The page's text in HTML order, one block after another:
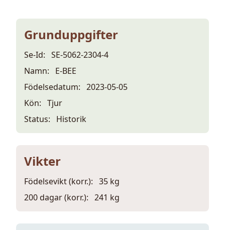
Grunduppgifter
Se-Id: SE-5062-2304-4
Namn:
E-BEE
Födelsedatum: 2023-05-05
Kön: Tjur
Status:
Historik
Vikter
Födelsevikt (korr.): 35 kg
200 dagar (korr.): 241 kg